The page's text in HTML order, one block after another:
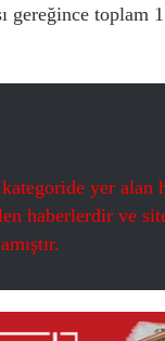
gereğince toplam
yer alan
haberlerdir ve